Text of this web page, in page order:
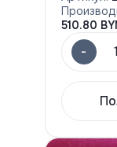
510.80
- 1